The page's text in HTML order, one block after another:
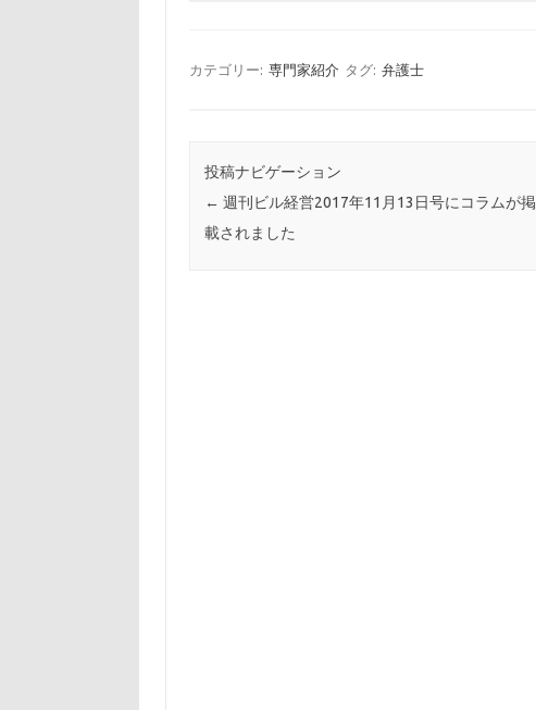
カテゴリー: 専門家紹介 タグ: 弁護士
投稿ナビゲーション
← 週刊ビル経営2017年11月13日号にコラムが掲
載されました